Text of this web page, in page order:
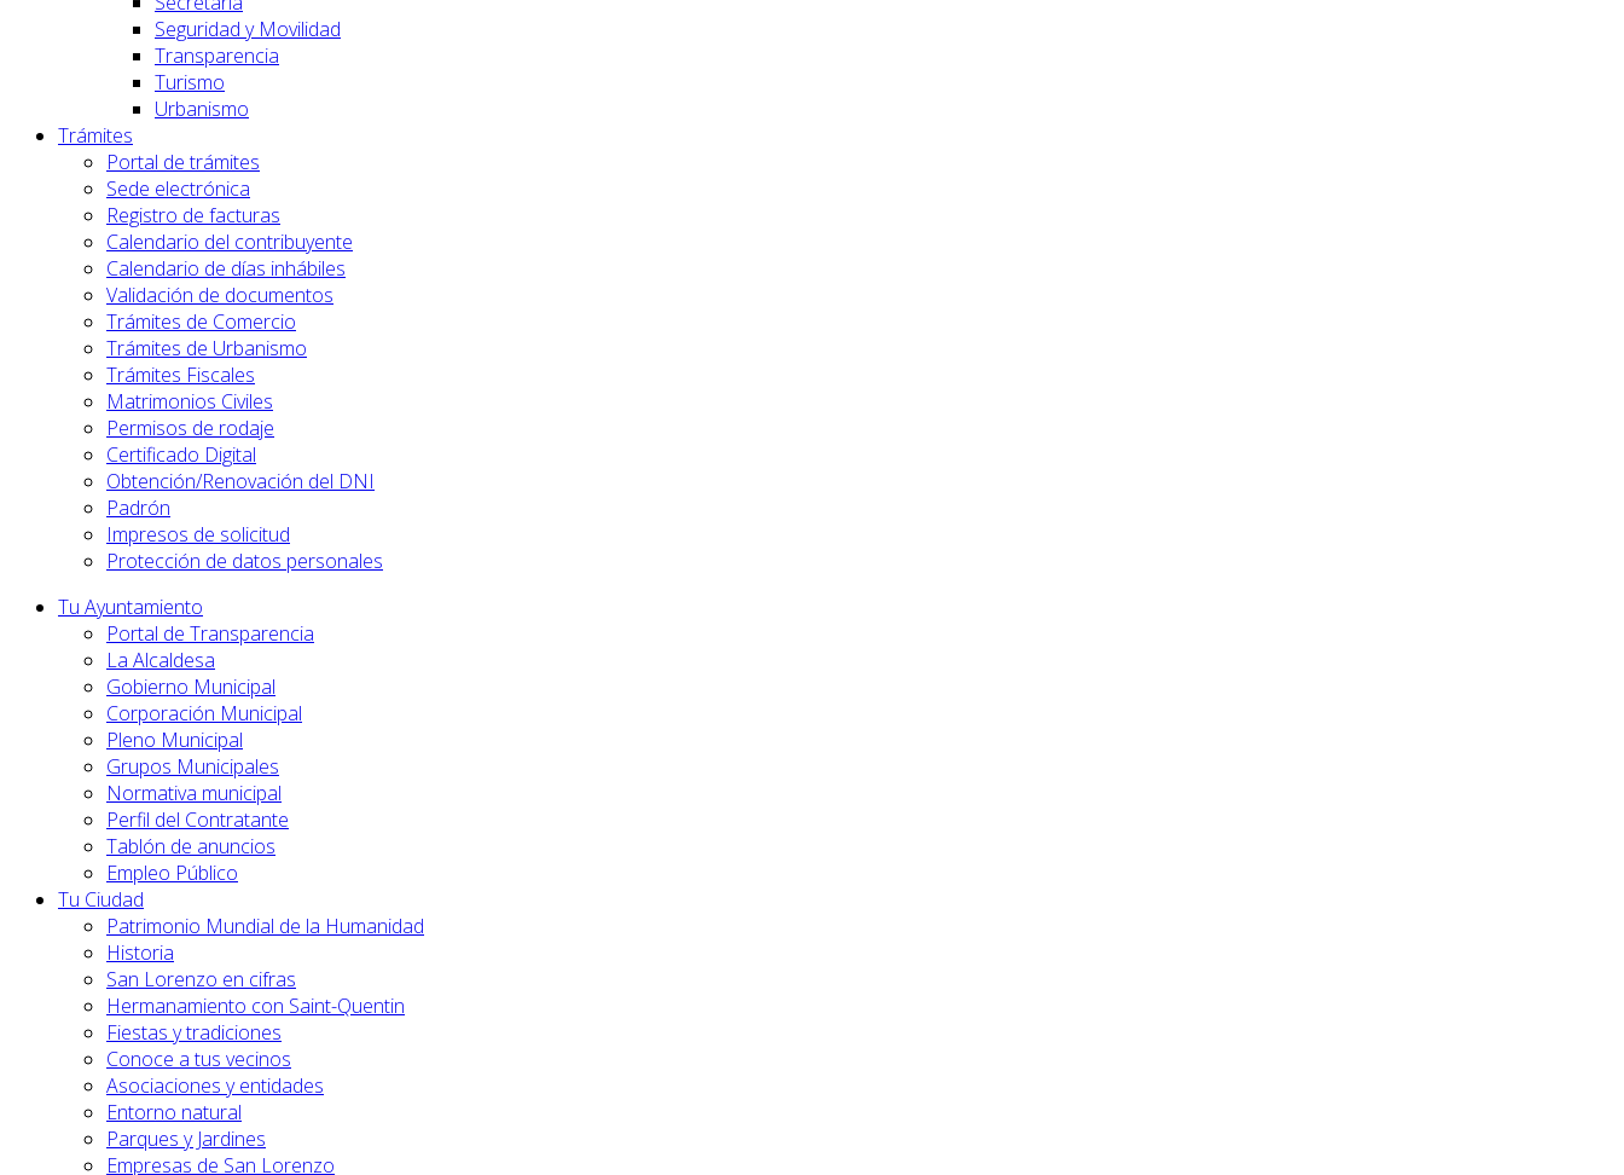
Seguridad y Movilidad
Transparencia
Turismo
Urbanismo
Trámites
Portal de trámites
Sede electrónica
Registro de facturas
Calendario del contribuyente
Calendario de días inhábiles
Validación de documentos
Trámites de Comercio
Trámites de Urbanismo
Trámites Fiscales
Matrimonios Civiles
Permisos de rodaje
Certificado Digital
Obtención/Renovación del DNI
Padrón
Impresos de solicitud
Protección de datos personales
Tu Ayuntamiento
Portal de Transparencia
La Alcaldesa
Gobierno Municipal
Corporación Municipal
Pleno Municipal
Grupos Municipales
Normativa municipal
Perfil del Contratante
Tablón de anuncios
Empleo Público
Tu Ciudad
Patrimonio Mundial de la Humanidad
Historia
San Lorenzo en cifras
Hermanamiento con Saint-Quentin
Fiestas y tradiciones
Conoce a tus vecinos
Asociaciones y entidades
Entorno natural
Parques y Jardines
Empresas de San Lorenzo